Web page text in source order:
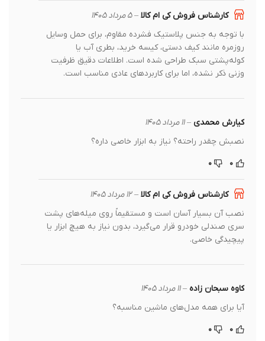
کارشناس فروش کی ام کالا– ۵ مرداد ۱۴۰۵
با توجه به جنس پلاستیک فشرده مقاوم، برای حمل وسایل
روزمره مانند کیف دستی، کیسه خرید، بطری آب یا
کوله‌پشتی سبک طراحی شده است. اطلاعات دقیق ظرفیت
وزنی ذکر نشده، اما برای کاربردهای عادی مناسب است.
کیارش محمدی– ۱۱ مرداد ۱۴۰۵
نصبش چقدر راحته؟ نیاز به ابزار خاصی داره؟
کارشناس فروش کی ام کالا– ۱۲ مرداد ۱۴۰۵
نصب آن بسیار آسان است و مستقیماً روی میله‌های پشت
سری صندلی خودرو قرار می‌گیرد، بدون نیاز به هیچ ابزار یا
پیچیدگی خاصی.
کاوه سبحان زاده – ۱۱ مرداد ۱۴۰۵
آیا برای همه مدل‌های ماشین مناسبه؟